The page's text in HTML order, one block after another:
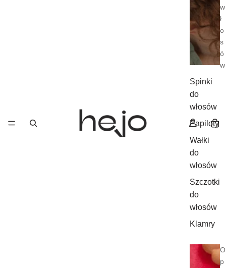
w
ł
o
s
ó
w
Spinki
do
włosów
Papiloty
Wałki
do
włosów
Szczotki
do
włosów
Klamry
O
p